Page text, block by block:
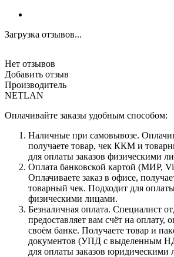
Загрузка отзывов...
Нет отзывов
Добавить отзыв
Производитель
NETLAN
Оплачивайте заказы удобным способом:
Наличные при самовывозе.
получаете товар, чек ККМ и
для оплаты заказов физическими
Оплата банковской картой (МИР,
Оплачиваете заказ в офисе,
товарный чек. Подходит для оплаты
физическими лицами.
Безналичная оплата. Специалист
предоставляет вам счёт на оплату,
своём банке. Получаете товар и
документов (УПД с выделенным
для оплаты заказов юридическими